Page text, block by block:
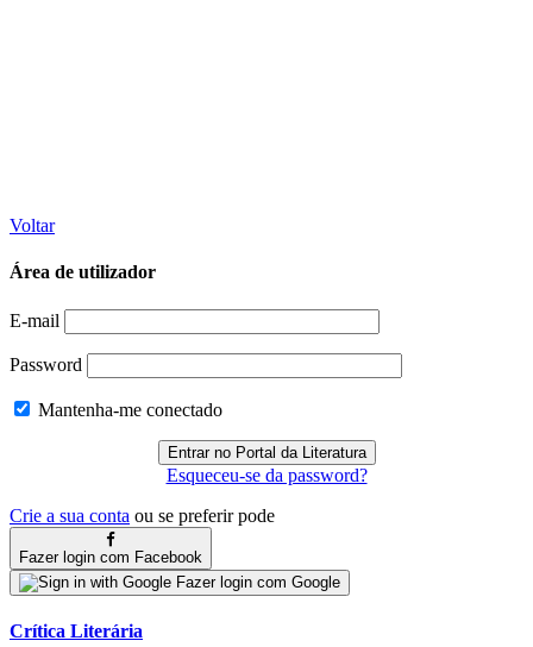
Voltar
Área de utilizador
E-mail
Password
Mantenha-me conectado
Esqueceu-se da password?
Crie a sua conta ou se preferir pode
Fazer login com Facebook
Fazer login com Google
Crítica Literária